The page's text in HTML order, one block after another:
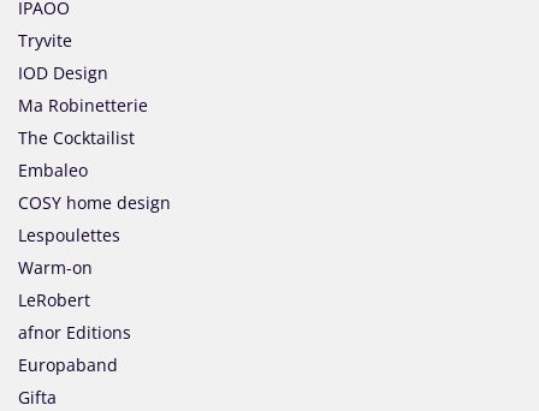
IPAOO
Tryvite
IOD Design
Ma Robinetterie
The Cocktailist
Embaleo
COSY home design
Lespoulettes
Warm-on
LeRobert
afnor Editions
Europaband
Gifta